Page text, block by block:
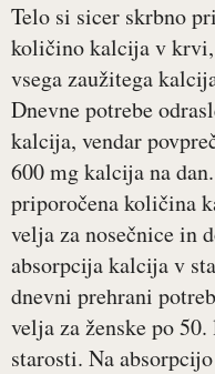
Telo si sicer skrbno
količino kalcija v krvi,
vsega zaužitega
Dnevne potrebe
kalcija, vendar
600 mg kalcija na
priporočena količina
velja za nosečnice in
absorpcija kalcija v
dnevni prehrani
velja za ženske po
starosti. Na